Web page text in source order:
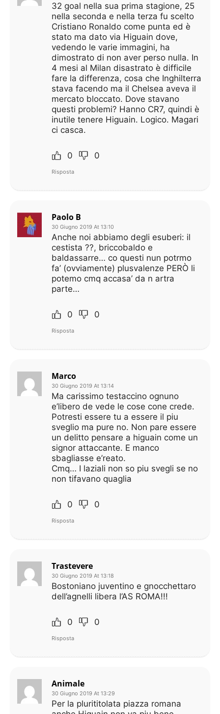
32 goal nella sua prima stagione, 25
nella seconda e nella terza fu scelto
Cristiano Ronaldo come punta ed è
stato ma dato via Higuain dove,
vedendo le varie immagini, ha
dimostrato di non aver perso nulla. In
4 mesi al Milan disastrato è difficile
fare la differenza, cosa che Inghilterra
stava facendo ma il Chelsea aveva il
mercato bloccato. Dove stavano
questi problemi? Hanno CR7, quindi è
inutile tenere Higuain. Logico. Magari
ci casca.
0 0
Risposta
Paolo B
30 Giugno 2019 At 13:10
Anche noi abbiamo degli esuberi: il
cestista ??, briccobaldo e
baldassarre… co questi nun potrmo
fa’ (ovviamente) plusvalenze PERÒ li
potemo cmq accasa’ da n artra
parte…
0 0
Risposta
Marco
30 Giugno 2019 At 13:14
Ma carissimo testaccino ognuno
e’libero de vede le cose cone crede.
Potresti essere tu a essere il piu
sveglio ma pure no. Non pare essere
un delitto pensare a higuain come un
signor attaccante. E manco
sbagliasse e’reato.
Cmq… I laziali non so piu svegli se no
non tifavano quaglia
0 0
Risposta
Trastevere
30 Giugno 2019 At 13:18
Bostoniano juventino e gnocchettaro
dell’agnelli libera l’AS ROMA!!!
0 0
Risposta
Animale
30 Giugno 2019 At 13:29
Per la plurititolata piazza romana